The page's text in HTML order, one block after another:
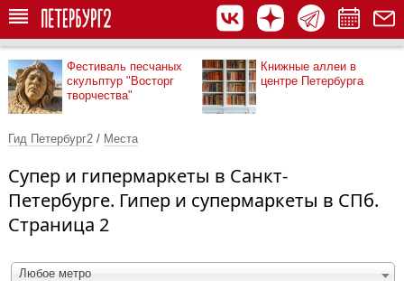
Фестиваль песчаных
скульптур "Восторг
творчества"
Книжные аллеи в
центре Петербурга
Гид Петербург2 / Места
Супер и гипермаркеты в Санкт-
Петербурге. Гипер и супермаркеты в СПб.
Страница 2
Любое метро